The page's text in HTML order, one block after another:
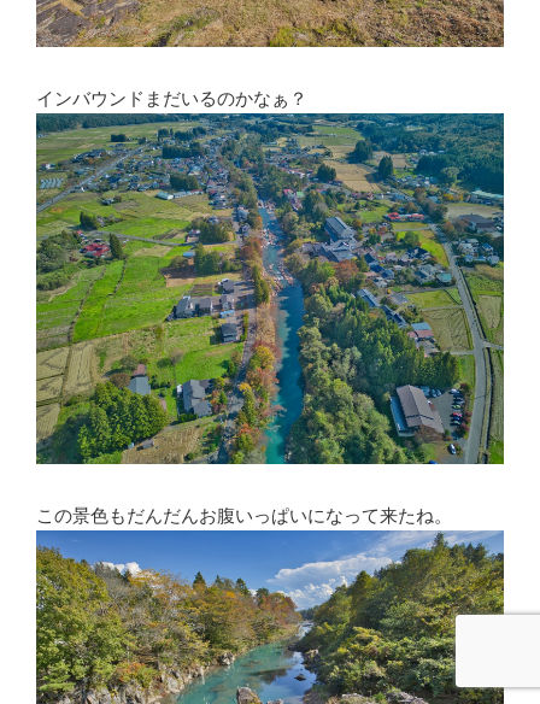
インバウンドまだいるのかなぁ？
この景色もだんだんお腹いっぱいになって来たね。